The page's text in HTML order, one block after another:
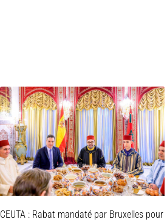
CEUTA : Rabat mandaté par Bruxelles pour